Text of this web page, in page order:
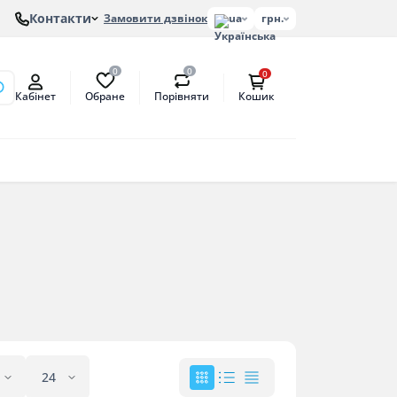
Контакти Замовити дзвінок ua грн.
Кабінет
0
Обране
0
Порівняти
0
Кошик